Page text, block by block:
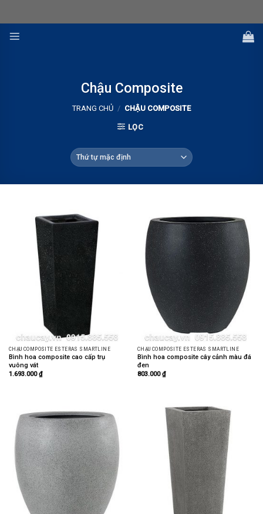
Chậu Composite
TRANG CHỦ / CHẬU COMPOSITE
LỌC
CHẬU COMPOSITE ESTERAS SMARTLINE
Bình hoa composite cao cấp trụ
vuông vát
1.693.000₫
CHẬU COMPOSITE ESTERAS SMARTLINE
Bình hoa composite cây cảnh màu đá
đen
803.000₫